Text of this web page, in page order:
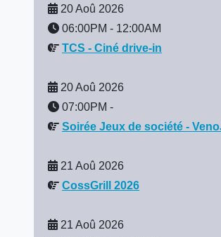
20 Aoû 2026
06:00PM - 12:00AM
TCS - Ciné drive-in
20 Aoû 2026
07:00PM -
Soirée Jeux de société -
21 Aoû 2026
CossGrill 2026
21 Aoû 2026